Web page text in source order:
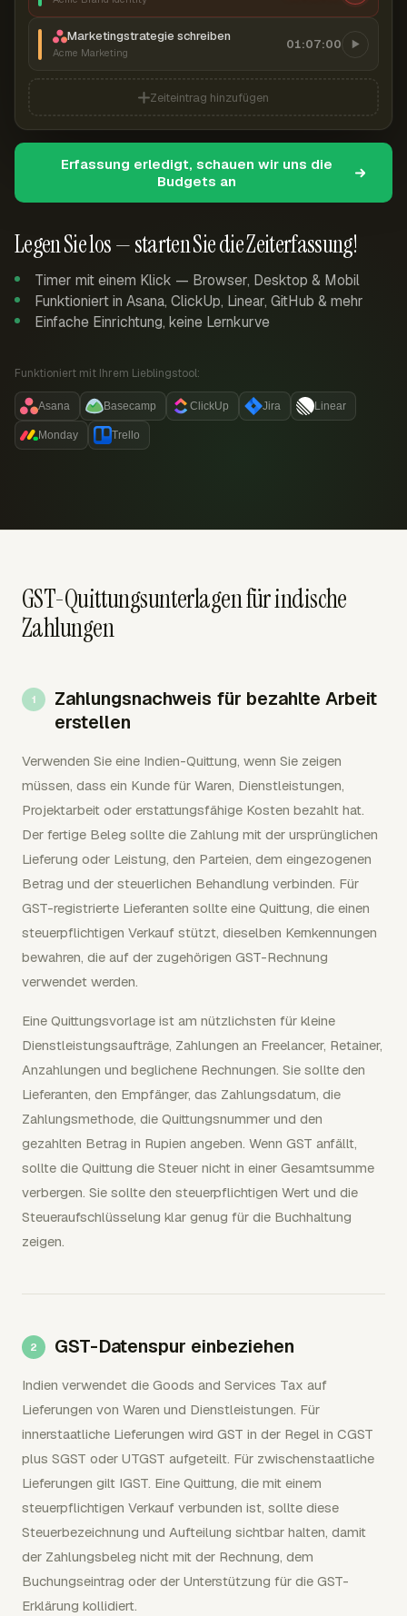
Legen Sie los — starten Sie die Zeiterfassung!
Timer mit einem Klick — Browser, Desktop & Mobil
Funktioniert in Asana, ClickUp, Linear, GitHub & mehr
Einfache Einrichtung, keine Lernkurve
Funktioniert mit Ihrem Lieblingstool:
Asana Basecamp ClickUp Jira Linear
Monday Trello
Marketingstrategie schreiben
Acme Marketing
01:07:00
Zeiteintrag hinzufügen
Erfassung erledigt, schauen wir uns die
Budgets an
GST-Quittungsunterlagen für indische
Zahlungen
Zahlungsnachweis für bezahlte Arbeit
erstellen
Verwenden Sie eine Indien-Quittung, wenn Sie zeigen
müssen, dass ein Kunde für Waren, Dienstleistungen,
Projektarbeit oder erstattungsfähige Kosten bezahlt hat.
Der fertige Beleg sollte die Zahlung mit der ursprünglichen
Lieferung oder Leistung, den Parteien, dem eingezogenen
Betrag und der steuerlichen Behandlung verbinden. Für
GST-registrierte Lieferanten sollte eine Quittung, die einen
steuerpflichtigen Verkauf stützt, dieselben Kernkennungen
bewahren, die auf der zugehörigen GST-Rechnung
verwendet werden.
Eine Quittungsvorlage ist am nützlichsten für kleine
Dienstleistungsaufträge, Zahlungen an Freelancer, Retainer,
Anzahlungen und beglichene Rechnungen. Sie sollte den
Lieferanten, den Empfänger, das Zahlungsdatum, die
Zahlungsmethode, die Quittungsnummer und den
gezahlten Betrag in Rupien angeben. Wenn GST anfällt,
sollte die Quittung die Steuer nicht in einer Gesamtsumme
verbergen. Sie sollte den steuerpflichtigen Wert und die
Steueraufschlüsselung klar genug für die Buchhaltung
zeigen.
GST-Datenspur einbeziehen
Indien verwendet die Goods and Services Tax auf
Lieferungen von Waren und Dienstleistungen. Für
innerstaatliche Lieferungen wird GST in der Regel in CGST
plus SGST oder UTGST aufgeteilt. Für zwischenstaatliche
Lieferungen gilt IGST. Eine Quittung, die mit einem
steuerpflichtigen Verkauf verbunden ist, sollte diese
Steuerbezeichnung und Aufteilung sichtbar halten, damit
der Zahlungsbeleg nicht mit der Rechnung, dem
Buchungseintrag oder der Unterstützung für die GST-
Erklärung kollidiert.